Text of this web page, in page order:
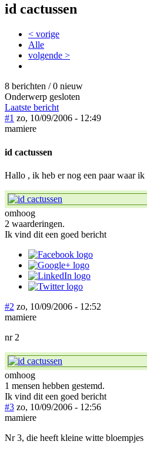
id cactussen
< vorige
Alle
volgende >
8 berichten / 0 nieuw
Onderwerp gesloten
Laatste bericht
#1 zo, 10/09/2006 - 12:49
mamiere
id cactussen
Hallo , ik heb er nog een paar waar
omhoog
2 waarderingen.
Ik vind dit een goed bericht
#2 zo, 10/09/2006 - 12:52
mamiere
nr 2
omhoog
1 mensen hebben gestemd.
Ik vind dit een goed bericht
#3 zo, 10/09/2006 - 12:56
mamiere
Nr 3, die heeft kleine witte bloempjes